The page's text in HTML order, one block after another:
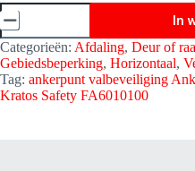
Ankerkussen
M12
-
Kratos
Safety
FA6002712
aantal
In
Categorieën: Afdaling, Deur of
Gebiedsbeperking, Horizontaal,
Tag: ankerpunt valbeveiliging
Kratos Safety FA6010100